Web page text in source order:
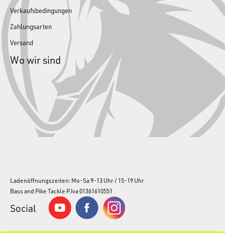
Verkaufsbedingungen
Zahlungsarten
Versand
Wo wir sind
Ladenöffnungszeiten: Mo-Sa 9-13 Uhr / 15-19 Uhr
Bass and Pike Tackle P.Iva 01361610551
Social